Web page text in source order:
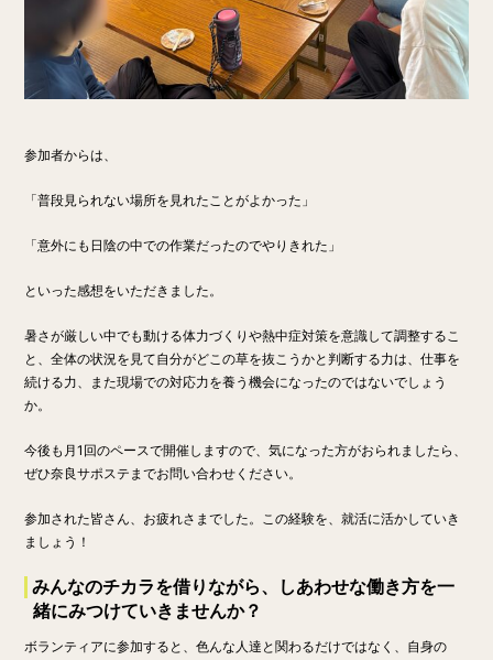
参加者からは、
「普段見られない場所を見れたことがよかった」
「意外にも日陰の中での作業だったのでやりきれた」
といった感想をいただきました。
暑さが厳しい中でも動ける体力づくりや熱中症対策を意識して調整するこ
と、全体の状況を見て自分がどこの草を抜こうかと判断する力は、仕事を
続ける力、また現場での対応力を養う機会になったのではないでしょう
か。
今後も月1回のペースで開催しますので、気になった方がおられましたら、
ぜひ奈良サポステまでお問い合わせください。
参加された皆さん、お疲れさまでした。この経験を、就活に活かしていき
ましょう！
みんなのチカラを借りながら、しあわせな働き方を一
緒にみつけていきませんか？
ボランティアに参加すると、色んな人達と関わるだけではなく、自身の